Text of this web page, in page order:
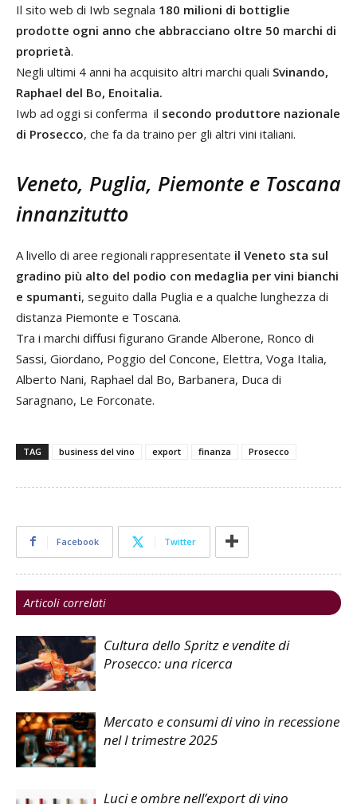
Il sito web di Iwb segnala 180 milioni di bottiglie
prodotte ogni anno che abbracciano oltre 50 marchi di
proprietà.
Negli ultimi 4 anni ha acquisito altri marchi quali Svinando,
Raphael del Bo, Enoitalia.
Iwb ad oggi si conferma il secondo produttore nazionale
di Prosecco, che fa da traino per gli altri vini italiani.
Veneto, Puglia, Piemonte e Toscana
innanzitutto
A livello di aree regionali rappresentate il Veneto sta sul
gradino più alto del podio con medaglia per vini bianchi
e spumanti, seguito dalla Puglia e a qualche lunghezza di
distanza Piemonte e Toscana.
Tra i marchi diffusi figurano Grande Alberone, Ronco di
Sassi, Giordano, Poggio del Concone, Elettra, Voga Italia,
Alberto Nani, Raphael dal Bo, Barbanera, Duca di
Saragnano, Le Forconate.
TAG business del vino export finanza Prosecco
Facebook Twitter
Articoli correlati
Cultura dello Spritz e vendite di
Prosecco: una ricerca
Mercato e consumi di vino in recessione
nel I trimestre 2025
Luci e ombre nell’export di vino